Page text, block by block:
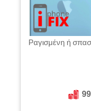
Ραγισμένη ή